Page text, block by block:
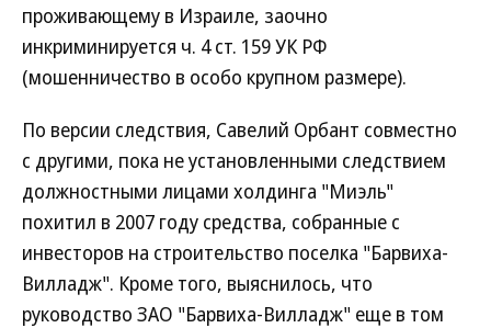
проживающему в Израиле, заочно
инкриминируется ч. 4 ст. 159 УК РФ
(мошенничество в особо крупном размере).
По версии следствия, Савелий Орбант совместно
с другими, пока не установленными следствием
должностными лицами холдинга "Миэль"
похитил в 2007 году средства, собранные с
инвесторов на строительство поселка "Барвиха-
Вилладж". Кроме того, выяснилось, что
руководство ЗАО "Барвиха-Вилладж" еще в том